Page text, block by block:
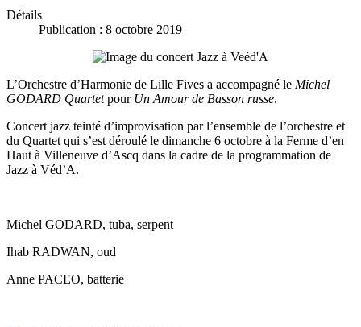
Détails
Publication : 8 octobre 2019
L’Orchestre d’Harmonie de Lille Fives a accompagné le Michel
GODARD Quartetpour Un Amour de Basson russe.
Concert jazz teinté d’improvisation par l’ensemble de l’orchestre et
du Quartet qui s’est déroulé le dimanche 6 octobre à la Ferme d’en
Haut à Villeneuve d’Ascq dans la cadre de la programmation de
Jazz à Véd’A.
Michel GODARD, tuba, serpent
Ihab RADWAN, oud
Anne PACEO, batterie